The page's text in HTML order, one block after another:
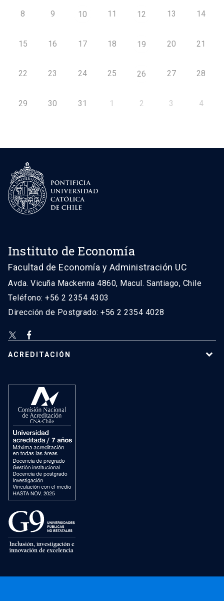
8 9 10 11 12 13 14
15 16 17 18 19 20 21
22 23 24 25 26 27 28
29 30 31 1 2 3 4
Instituto de Economía
Facultad de Economía y Administración UC
Avda. Vicuña Mackenna 4860, Macul. Santiago, Chile
Teléfono: +56 2 2354 4303
Dirección de Postgrado: +56 2 2354 4028
ACREDITACIÓN